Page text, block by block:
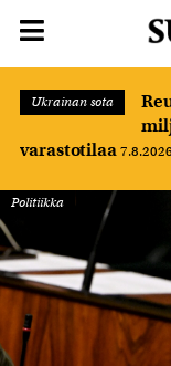
Ukrainan sota
varastotilaa
Politiikka